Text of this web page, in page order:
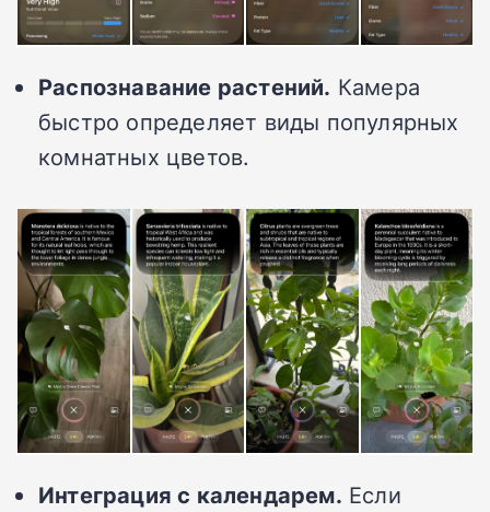
Распознавание растений. Камера
быстро определяет виды популярных
комнатных цветов.
Интеграция с календарем. Если